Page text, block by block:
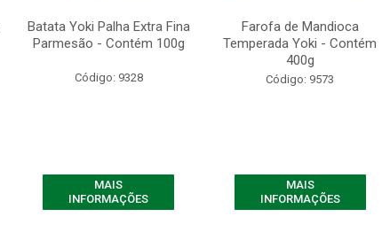
Batata Yoki Palha Extra Fina
Parmesão - Contém 100g
Código: 9328
MAIS
INFORMAÇÕES
Farofa de Mandioca
Temperada Yoki - Contém
400g
Código: 9573
MAIS
INFORMAÇÕES